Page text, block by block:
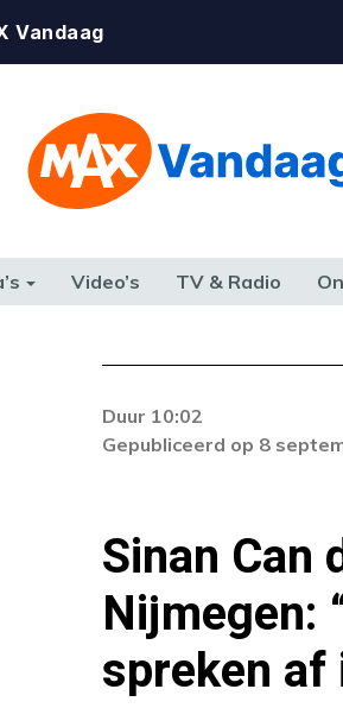
Vandaag
Video’s TV & Radio
De gewenste
beschikbaar. Als het
Duur 10:02
Gepubliceerd op 8
Sinan Can
Nijmegen:
spreken af